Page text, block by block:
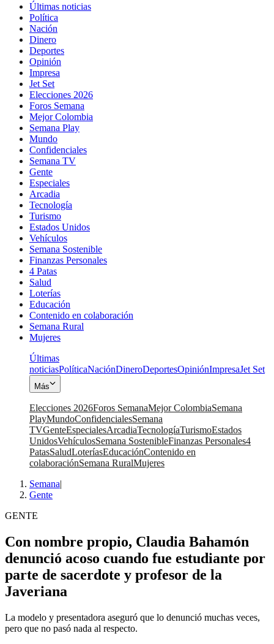
Últimas noticias
Política
Nación
Dinero
Deportes
Opinión
Impresa
Jet Set
Elecciones 2026
Foros Semana
Mejor Colombia
Semana Play
Mundo
Confidenciales
Semana TV
Gente
Especiales
Arcadia
Tecnología
Turismo
Estados Unidos
Vehículos
Semana Sostenible
Finanzas Personales
4 Patas
Salud
Loterías
Educación
Contenido en colaboración
Semana Rural
Mujeres
Últimas
noticiasPolíticaNaciónDineroDeportesOpiniónImpresaJet Set
Más
Elecciones 2026Foros SemanaMejor ColombiaSemana
PlayMundoConfidencialesSemana
TVGenteEspecialesArcadiaTecnologíaTurismoEstados
UnidosVehículosSemana SostenibleFinanzas Personales4
PatasSaludLoteríasEducaciónContenido en
colaboraciónSemana RuralMujeres
Semana|
Gente
GENTE
Con nombre propio, Claudia Bahamón
denunció acoso cuando fue estudiante por
parte de sacerdote y profesor de la
Javeriana
La modelo y presentadora aseguró que lo denunció muchas veces,
pero que no pasó nada al respecto.